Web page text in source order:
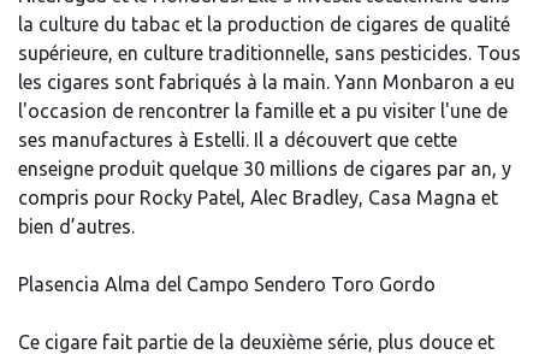
la culture du tabac et la production de cigares de qualité
supérieure, en culture traditionnelle, sans pesticides. Tous
les cigares sont fabriqués à la main. Yann Monbaron a eu
l'occasion de rencontrer la famille et a pu visiter l'une de
ses manufactures à Estelli. Il a découvert que cette
enseigne produit quelque 30 millions de cigares par an, y
compris pour Rocky Patel, Alec Bradley, Casa Magna et
bien d’autres.
Plasencia Alma del Campo Sendero Toro Gordo
Ce cigare fait partie de la deuxième série, plus douce et